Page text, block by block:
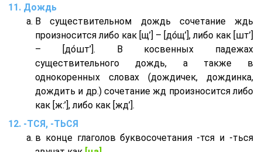
Дождь
В существительном дождь сочетание ждь
произносится либо как [щ’] – [до́щ’], либо как [шт’]
– [до́шт’]. В косвенных падежах
существительного дождь, а также в
однокоренных словах (дождичек, дождинка,
дождить и др.) сочетание жд произносится либо
как [ж:’], либо как [жд’].
-ТСЯ, -ТЬСЯ
в конце глаголов буквосочетания -тся и -ться